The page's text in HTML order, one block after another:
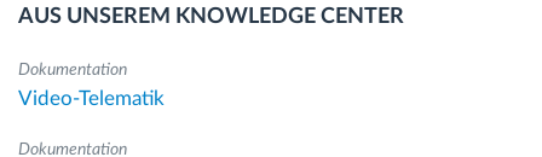
AUS UNSEREM KNOWLEDGE CENTER
Dokumentation
Video-Telematik
Dokumentation